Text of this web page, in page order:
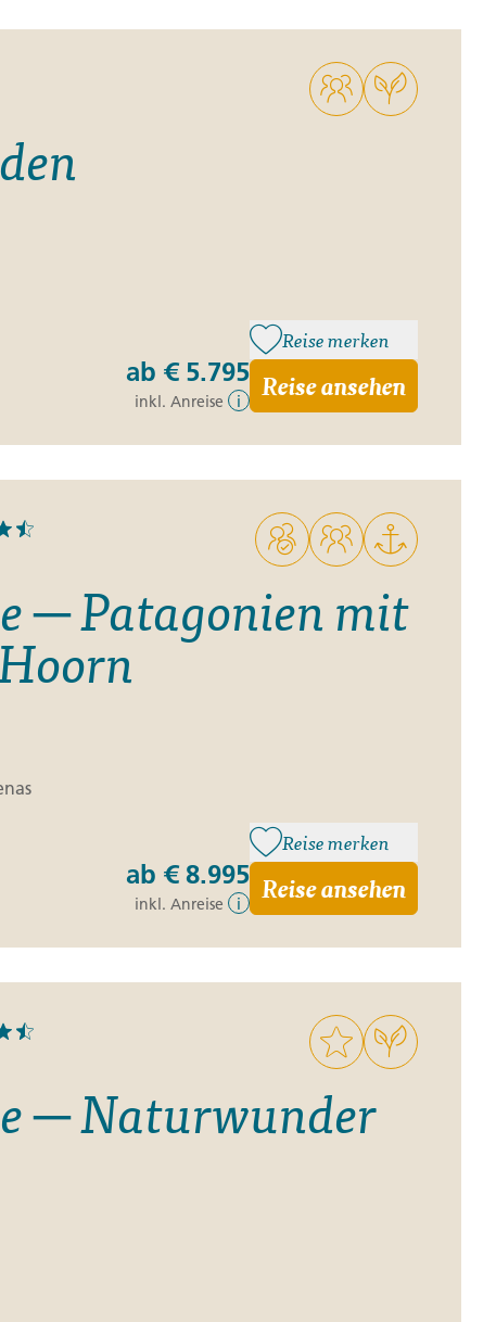
Zypern
Reisefinder öffnen
ab € 5.795
inkl. Anreise i
Reise merken
Reise ansehen
─ Patagonien mit
ab € 8.995
inkl. Anreise i
Reise merken
Reise ansehen
─ Naturwunder